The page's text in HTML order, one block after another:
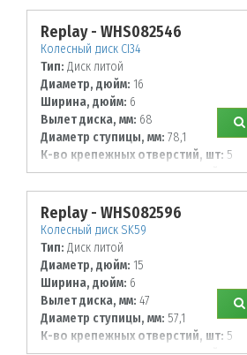
114,3
Replay - WHS082546
Колесный диск CI34
Тип: Диск литой
Диаметр, дюйм: 16
Ширина, дюйм: 6
Вылет диска, мм: 68
Диаметр ступицы, мм: 78,1
К-во крепежных отверстий, шт: 5
Диаметр располож. отверстий, мм:
130
Replay - WHS082596
Колесный диск SK59
Тип: Диск литой
Диаметр, дюйм: 15
Ширина, дюйм: 6
Вылет диска, мм: 47
Диаметр ступицы, мм: 57,1
К-во крепежных отверстий, шт: 5